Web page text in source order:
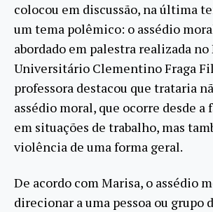
colocou em discussão, na última
um tema polêmico: o assédio
abordado em palestra realizada
Universitário Clementino Fraga
professora destacou que trataria
assédio moral, que ocorre desde a
em situações de trabalho, mas
violência de uma forma geral.
De acordo com Marisa, o assédio
direcionar a uma pessoa ou grupo